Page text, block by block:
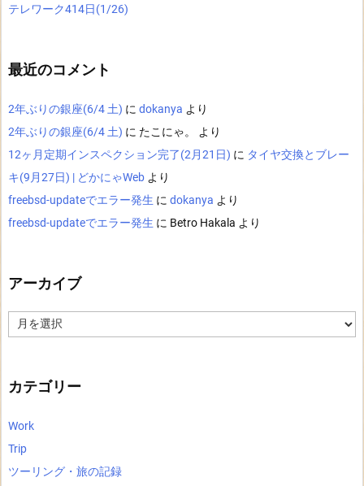
テレワーク414日(1/26)
最近のコメント
2年ぶりの銀座(6/4 土) に dokanya より
2年ぶりの銀座(6/4 土) に たこにゃ。
より
12ヶ月定期インスペクション完了(2月21日) に タイヤ交換とブレー
キ(9月27日) | どかにゃWeb より
freebsd-updateでエラー発生 に dokanya より
freebsd-updateでエラー発生 に Betro Hakala より
アーカイブ
ー
カテゴリー
Work
Trip
ツーリング・旅の記録